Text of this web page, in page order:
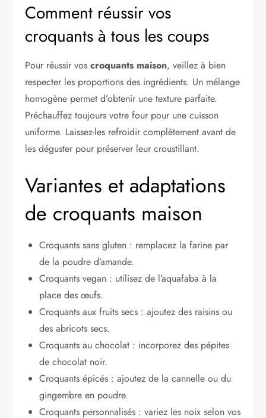
Comment réussir vos
croquants à tous les coups
Pour réussir voscroquants maison, veillez à bien
respecter les proportions des ingrédients. Un mélange
homogène permet d’obtenir une texture parfaite.
Préchauffez toujours votre four pour une cuisson
uniforme. Laissez-les refroidir complètement avant de
les déguster pour préserver leur croustillant.
Variantes et adaptations
de croquants maison
Croquants sans gluten : remplacez la farine par
de la poudre d’amande.
Croquants vegan : utilisez de l’aquafaba à la
place des œufs.
Croquants aux fruits secs : ajoutez des raisins ou
des abricots secs.
Croquants au chocolat : incorporez des pépites
de chocolat noir.
Croquants épicés : ajoutez de la cannelle ou du
gingembre en poudre.
Croquants personnalisés : variez les noix selon vos